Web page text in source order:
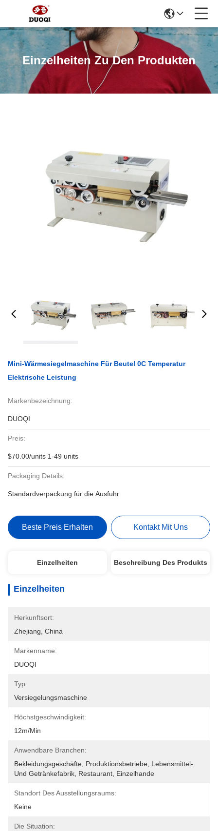
Einzelheiten Zu Den Produkten
Mini-Wärmesiegelmaschine Für Beutel 0C Temperatur
Elektrische Leistung
Markenbezeichnung:
DUOQI
Preis:
$70.00/units 1-49 units
Packaging Details:
Standardverpackung für die Ausfuhr
Beste Preis Erhalten Kontakt Mit Uns
Einzelheiten Beschreibung Des Produkts
Einzelheiten
Herkunftsort:
Zhejiang, China
Markenname:
DUOQI
Typ:
Versiegelungsmaschine
Höchstgeschwindigkeit:
12m/min
Anwendbare Branchen:
Bekleidungsgeschäfte, Produktionsbetriebe, Lebensmittel-
Und Getränkefabrik, Restaurant, Einzelhande
Standort Des Ausstellungsraums:
Keine
Die Situation: